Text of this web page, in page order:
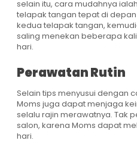
selain itu, cara mudahnya
telapak tangan tepat di
kedua telapak tangan,
saling menekan beberapa
hari.
Perawatan Rutin
Selain tips menyusui dengan
Moms juga dapat menjaga
selalu rajin merawatnya. Tak
salon, karena Moms dapat
hari.